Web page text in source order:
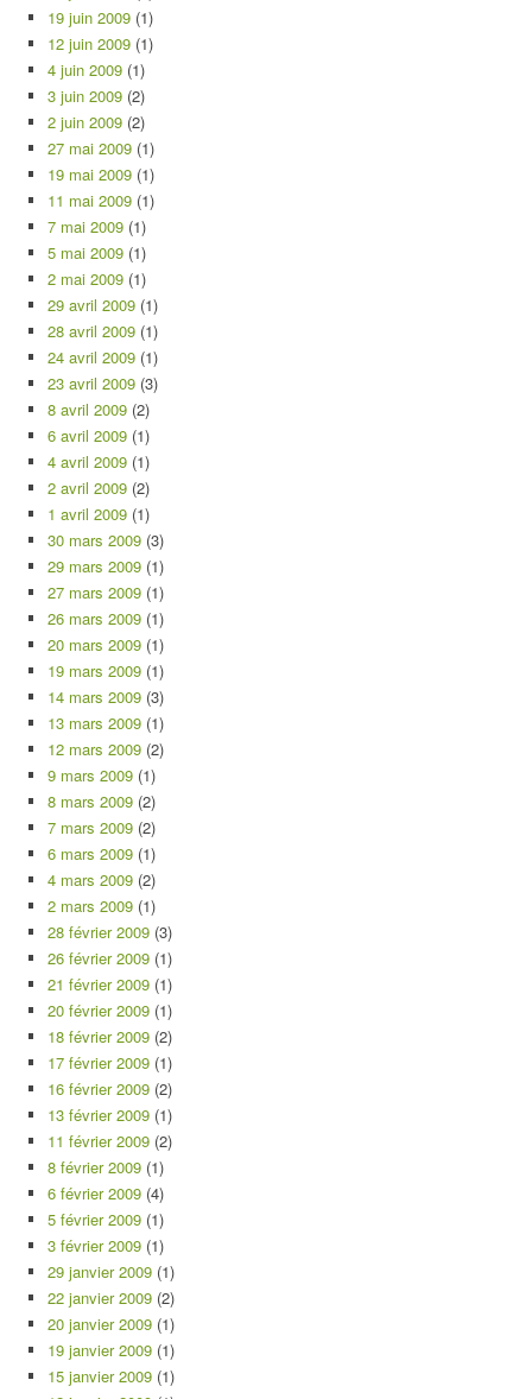
19 juin 2009 (1)
12 juin 2009 (1)
4 juin 2009 (1)
3 juin 2009 (2)
2 juin 2009 (2)
27 mai 2009 (1)
19 mai 2009 (1)
11 mai 2009 (1)
7 mai 2009 (1)
5 mai 2009 (1)
2 mai 2009 (1)
29 avril 2009 (1)
28 avril 2009 (1)
24 avril 2009 (1)
23 avril 2009 (3)
8 avril 2009 (2)
6 avril 2009 (1)
4 avril 2009 (1)
2 avril 2009 (2)
1 avril 2009 (1)
30 mars 2009 (3)
29 mars 2009 (1)
27 mars 2009 (1)
26 mars 2009 (1)
20 mars 2009 (1)
19 mars 2009 (1)
14 mars 2009 (3)
13 mars 2009 (1)
12 mars 2009 (2)
9 mars 2009 (1)
8 mars 2009 (2)
7 mars 2009 (2)
6 mars 2009 (1)
4 mars 2009 (2)
2 mars 2009 (1)
28 février 2009 (3)
26 février 2009 (1)
21 février 2009 (1)
20 février 2009 (1)
18 février 2009 (2)
17 février 2009 (1)
16 février 2009 (2)
13 février 2009 (1)
11 février 2009 (2)
8 février 2009 (1)
6 février 2009 (4)
5 février 2009 (1)
3 février 2009 (1)
29 janvier 2009 (1)
22 janvier 2009 (2)
20 janvier 2009 (1)
19 janvier 2009 (1)
15 janvier 2009 (1)